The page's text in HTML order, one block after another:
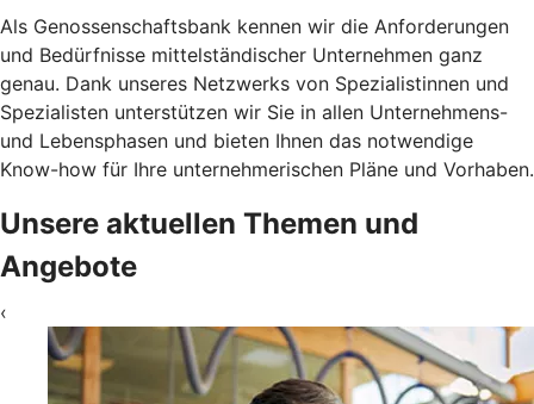
Als Genossenschaftsbank kennen wir die Anforderungen
und Bedürfnisse mittelständischer Unternehmen ganz
genau. Dank unseres Netzwerks von Spezialistinnen und
Spezialisten unterstützen wir Sie in allen Unternehmens-
und Lebensphasen und bieten Ihnen das notwendige
Know-how für Ihre unternehmerischen Pläne und Vorhaben.
Unsere aktuellen Themen und
Angebote
‹